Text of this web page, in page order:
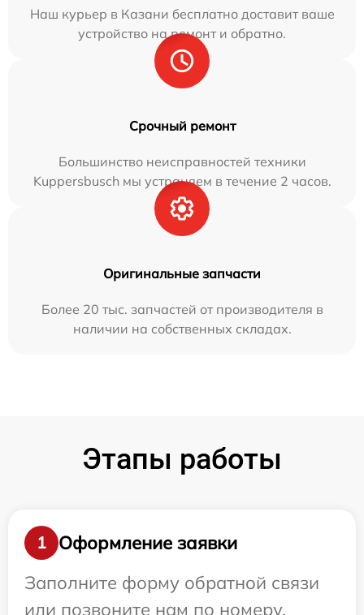
Наш курьер в Казани бесплатно доставит ваше
устройство на ремонт и обратно.
Срочный ремонт
Большинство неисправностей техники
Kuppersbusch мы устраняем в течение 2 часов.
Оригинальные запчасти
Более 20 тыс. запчастей от производителя в
наличии на собственных складах.
Этапы работы
1
Оформление заявки
Заполните форму обратной связи
или позвоните нам по номеру,